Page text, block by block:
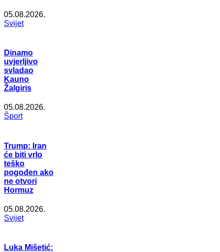
05.08.2026.
Svijet
Dinamo
uvjerljivo
svladao
Kauno
Žalgiris
05.08.2026.
Šport
Trump: Iran
će biti vrlo
teško
pogođen ako
ne otvori
Hormuz
05.08.2026.
Svijet
Luka Mišetić: